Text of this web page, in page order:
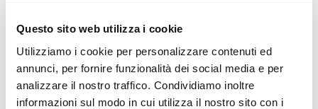
Questo sito web utilizza i cookie
Utilizziamo i cookie per personalizzare contenuti ed
annunci, per fornire funzionalità dei social media e per
analizzare il nostro traffico. Condividiamo inoltre
informazioni sul modo in cui utilizza il nostro sito con i